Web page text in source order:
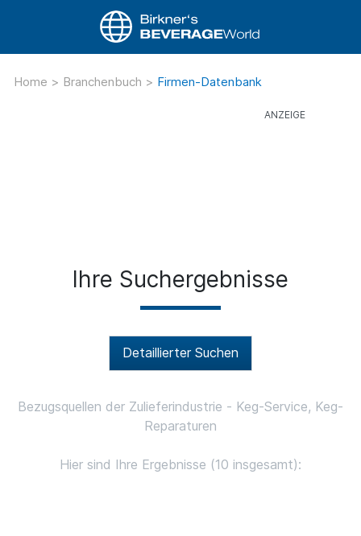
Home > Branchenbuch > Firmen-Datenbank
Ihre Suchergebnisse
Detaillierter Suchen
Bezugsquellen der Zulieferindustrie - Keg-Service, Keg-
Reparaturen
Hier sind Ihre Ergebnisse (10 insgesamt):